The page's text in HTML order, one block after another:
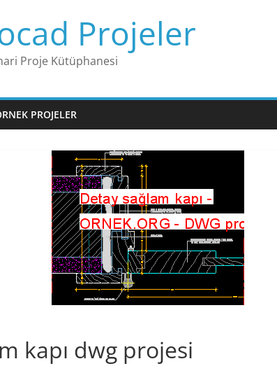
Projeler
Proje Kütüphanesi
PROJELER
kapı dwg projesi